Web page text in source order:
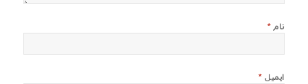
نام *
ایمیل *